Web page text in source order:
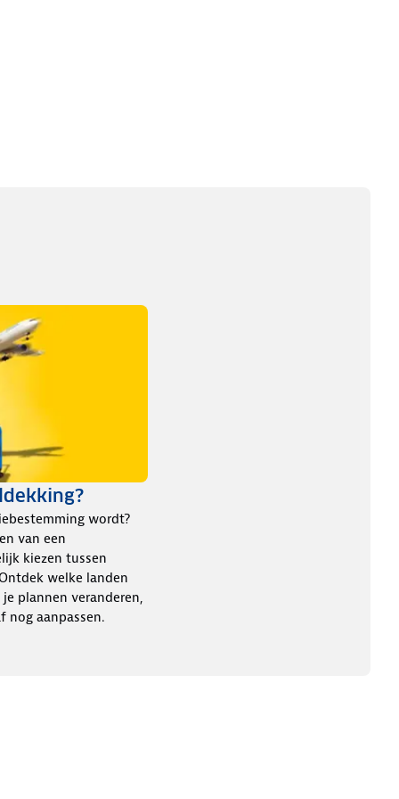
wordt?
van een
kiezen tussen
welke landen
plannen veranderen,
nog aanpassen.